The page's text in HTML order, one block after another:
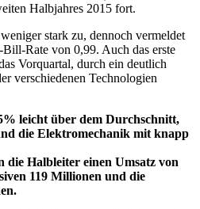
Halbjahres 2015 fort.
stark zu, dennoch vermeldet
Rate von 0,99. Auch das erste
Vorquartal, durch ein deutlich
verschiedenen Technologien
leicht über dem Durchschnitt,
die Elektromechanik mit knapp
die Halbleiter einen Umsatz von
119 Millionen und die